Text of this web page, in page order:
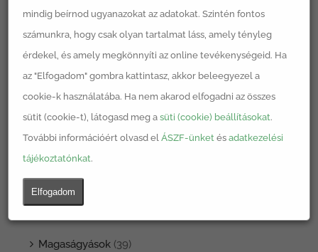
mindig beírnod ugyanazokat az adatokat. Szintén fontos
számunkra, hogy csak olyan tartalmat láss, amely tényleg
érdekel, és amely megkönnyíti az online tevékenységeid. Ha
az "Elfogadom" gombra kattintasz, akkor beleegyezel a
cookie-k használatába. Ha nem akarod elfogadni az összes
sütit (cookie-t), látogasd meg asüti (cookie) beállításokat.
További információért olvasd elÁSZF-ünket ésadatkezelési
tájékoztatónkat.
Elfogadom
Termékkategóriák
Egyéb (1)
Komposztáló (2)
Magaságyások (39)